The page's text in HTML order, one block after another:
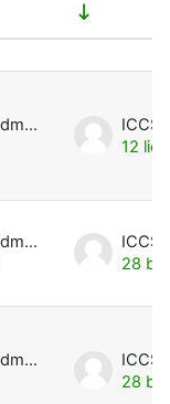
ICCSTUDY Admin User
12
ICCSTUDY Admin User
28
ICCSTUDY Admin User
28